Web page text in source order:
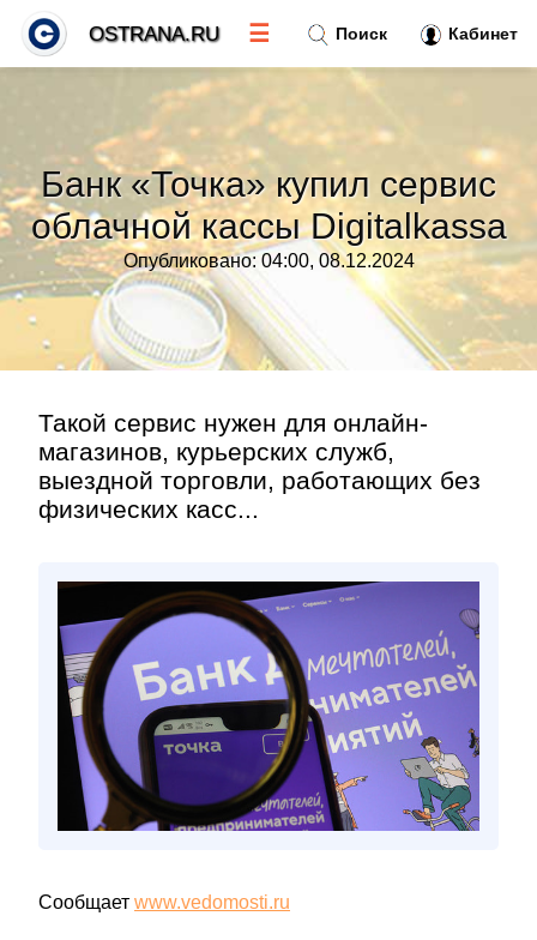
Банк «Точка» купил сервис
облачной кассы Digitalkassa
Опубликовано: 04:00, 08.12.2024
Такой сервис нужен для онлайн-
магазинов, курьерских служб,
выездной торговли, работающих без
физических касс...
Сообщает www.vedomosti.ru
Поиск Кабинет
OSTRANA.RU ☰
Тренды новостей»
Рубрики»
Правила»
Контакт »